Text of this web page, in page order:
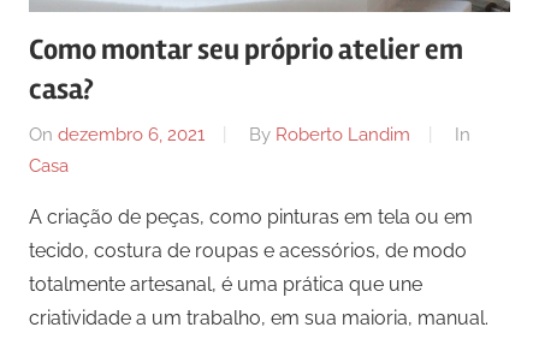
Como montar seu próprio atelier em
casa?
On dezembro 6, 2021 By Roberto Landim
In
Casa
A criação de peças, como pinturas em tela ou em
tecido, costura de roupas e acessórios, de modo
totalmente artesanal, é uma prática que une
criatividade a um trabalho, em sua maioria, manual.